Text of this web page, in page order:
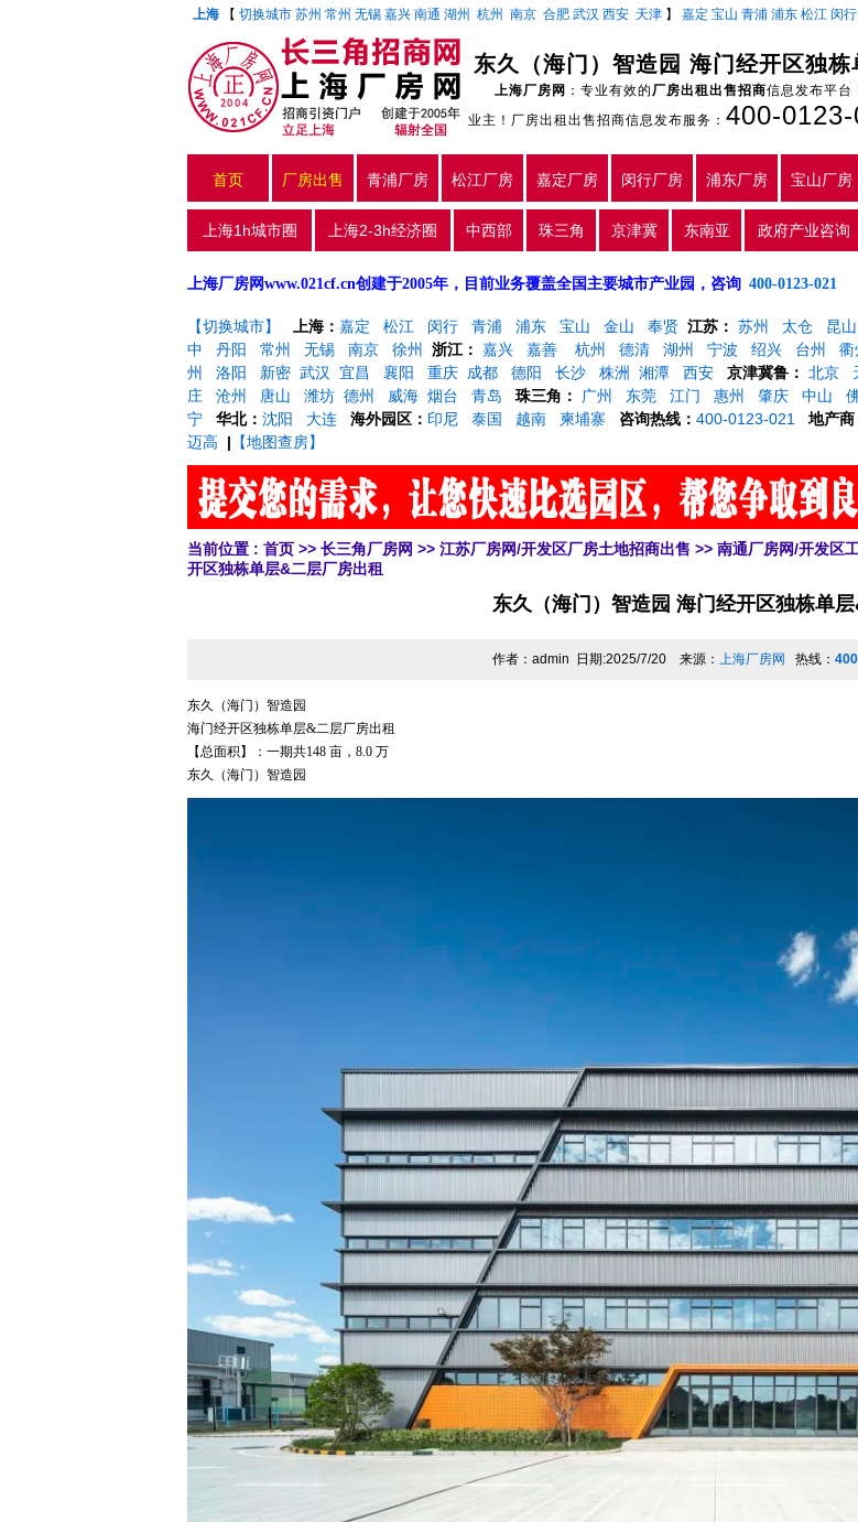
上海 【 切换城市 苏州 常州 无锡 嘉兴 南通 湖州 杭州 南京 合肥 武汉 西安 天津 】 嘉定 宝山 青浦 浦东 松江 闵行
东久（海门）智造园 海门经开区独栋
上海厂房网 ：专业有效的厂房出租出售招商信息发布平台
业主！厂房出租出售招商信息发布服务： 400-
首页 厂房出售 青浦厂房 松江厂房 嘉定厂房 闵行厂房 浦东厂房 宝山厂房
上海1h城市圈 上海2-3h经济圈 中西部 珠三角 京津冀 东南亚 政府产业咨询
上海厂房网www.021cf.cn创建于2005年，目前业务覆盖全国主要城市产业园，咨询 400-0123-021
【切换城市】 上海： 嘉定 松江 闵行 青浦 浦东 宝山 金山 奉贤 江苏： 苏州 太仓 昆山
中
丹阳 常州 无锡 南京 徐州 浙江： 嘉兴 嘉善 杭州 德清 湖州 宁波 绍兴 台州 衢
州
洛阳 新密 武汉 宜昌 襄阳 重庆 成都 德阳 长沙 株洲 湘潭 西安 京津冀鲁： 北京
庄
沧州 唐山 潍坊 德州 威海 烟台 青岛 珠三角： 广州 东莞 江门 惠州 肇庆 中山
宁
华北： 沈阳 大连 海外园区： 印尼 泰国 越南 柬埔寨 咨询热线： 400-0123-021 地产商
迈高
| 【地图查房】
当前位置 : 首页 >> 长三角厂房网 >> 江苏厂房网/开发区厂房土地招商出售 >> 南通厂房网/开发区
开区独栋单层&二层厂房出租
东久（海门）智造园 海门经开区独栋单
作者：admin 日期:2025/7/20 来源： 上海厂房网 热线：
东久（海门）智造园
海门经开区独栋单层&二层厂房出租
【总面积】：一期共148 亩，8.0 万
东久（海门）智造园